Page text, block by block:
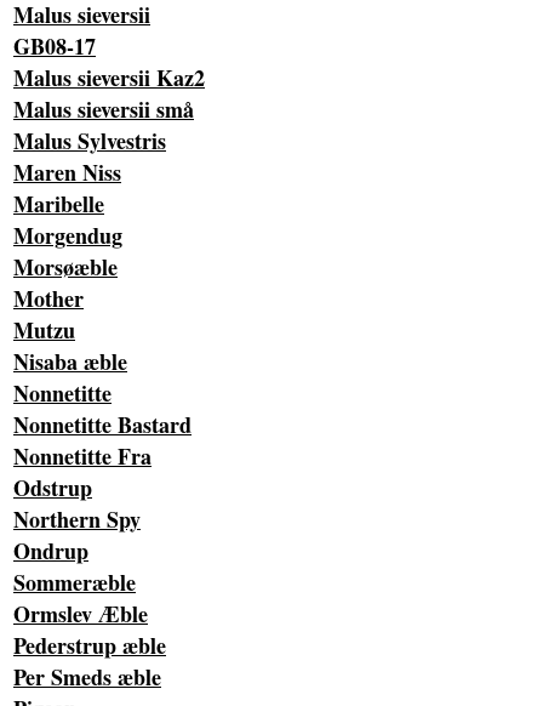
Malus sieversii
GB08-17
Malus sieversii Kaz2
Malus sieversii små
Malus Sylvestris
Maren Niss
Maribelle
Morgendug
Morsøæble
Mother
Mutzu
Nisaba æble
Nonnetitte
Nonnetitte Bastard
Nonnetitte Fra
Odstrup
Northern Spy
Ondrup
Sommeræble
Ormslev Æble
Pederstrup æble
Per Smeds æble